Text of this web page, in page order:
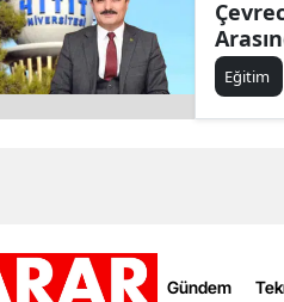
Eğitim
Gündem